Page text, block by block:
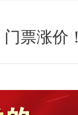
票涨价！